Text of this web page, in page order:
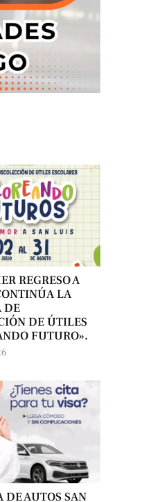
REGRESO A
LA
DE
DE ÚTILES
FUTURO».
DE AUTOS SAN